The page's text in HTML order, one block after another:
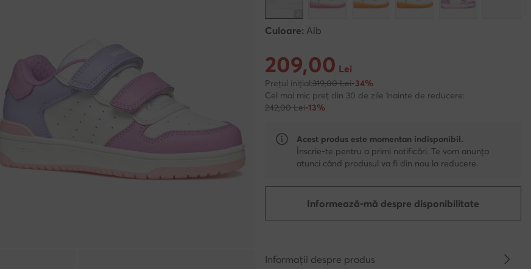
Culoare: Alb
Prețul actual 209,00 Lei
209,00 Lei
Prețul inițial:319,00 Lei-34%
Cel mai mic preț din 30 de zile înainte de reducere:
242,00 Lei-13%
Acest produs este momentan indisponibil.
Înscrie-te pentru a primi notificări. Te vom anunța
atunci când produsul va fi din nou la reducere.
Informează-mă despre disponibilitate
Informații despre produs